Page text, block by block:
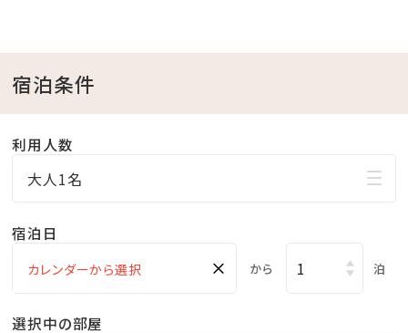
00／7～9月 9：00～22：00(ナイトプール実施期間）
※屋外プールのご利用は、時期により営業時間が変更
・エステサロン「CREER DU SPA」 ⇒ 10：00～
21：00（最終受付20：00）※年中無休
・KBCショップ ⇒ 7：00～22：00
※全室禁煙ルームでございます。
宿泊条件
利用人数
大人1名
宿泊日
× から 泊
選択中の部屋